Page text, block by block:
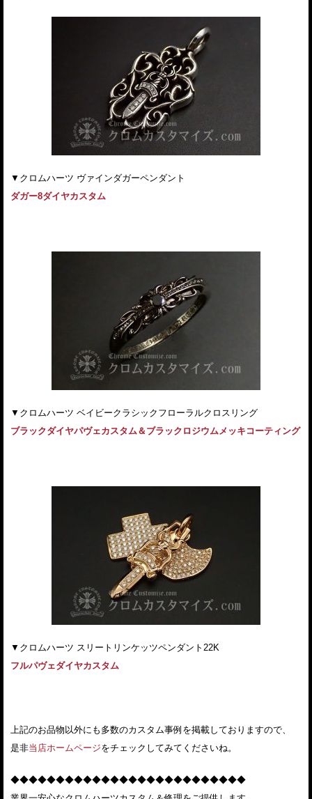
▼クロムハーツ ヴァインダガーペンダント
ダガー8ダイヤカスタム
▼クロムハーツ ベイビークラシックフローラルクロスリング
ブラックダイヤパヴェカスタム＆ブラックロジウムメッキコーティング
▼クロムハーツ スリートリンケッツペンダント22K
フルパヴェダイヤカスタム
上記のお品物以外にも多数のカスタム事例を掲載しておりますので、
是非当店ホームページをチェックしてみてくださいね。
◆◆◆◆◆◆◆◆◆◆◆◆◆◆◆◆◆◆◆◆◆◆◆◆◆◆